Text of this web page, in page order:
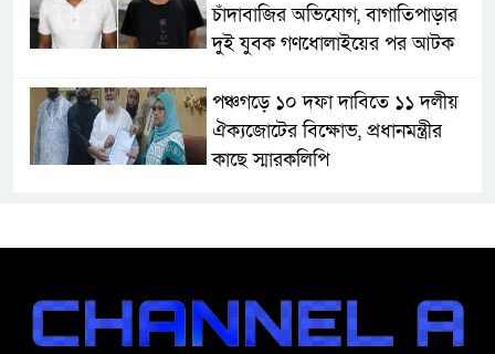
চাঁদাবাজির অভিযোগ, বাগাতিপাড়ার
দুই যুবক গণধোলাইয়ের পর আটক
পঞ্চগড়ে ১০ দফা দাবিতে ১১ দলীয়
ঐক্যজোটের বিক্ষোভ, প্রধানমন্ত্রীর
কাছে স্মারকলিপি
ঘণ্টার ব্যবধানে স্ত্রীরও মৃত্যু, শোকে
বাংলাদেশের মাটিতে আর কোনোদিন